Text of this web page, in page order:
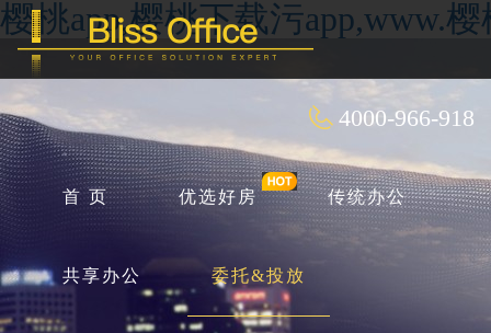
樱桃app,樱桃下载污app,www.
4000-966-918
首 页 优选好房 传统办公
共享办公 委托&投放